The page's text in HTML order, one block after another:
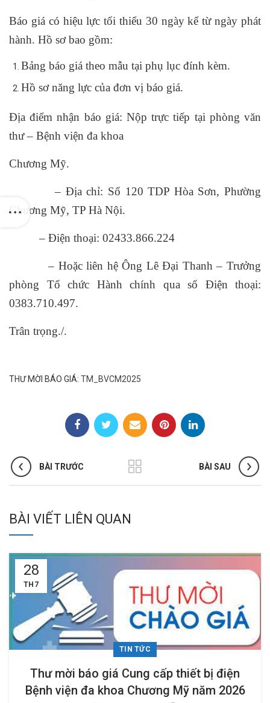
Báo giá có hiệu lực tối thiểu 30 ngày kể từ ngày phát
hành. Hồ sơ bao gồm:
Bảng báo giá theo mẫu tại phụ lục đính kèm.
Hồ sơ năng lực của đơn vị báo giá.
Địa điểm nhận báo giá: Nộp trực tiếp tại phòng văn
thư – Bệnh viện đa khoa
Chương Mỹ.
– Địa chỉ: Số 120 TDP Hòa Sơn, Phường
Chương Mỹ, TP Hà Nội.
– Điện thoại: 02433.866.224
– Hoặc liên hệ Ông Lê Đại Thanh – Trưởng
phòng Tổ chức Hành chính qua số Điện thoại:
0383.710.497.
Trân trọng./.
THƯ MỜI BÁO GIÁ: TM_BVCM2025
BÀI TRƯỚC BÀI SAU
BÀI VIẾT LIÊN QUAN
28
TH7
TIN TỨC
Thư mời báo giá Cung cấp thiết bị điện
Bệnh viện đa khoa Chương Mỹ năm 2026